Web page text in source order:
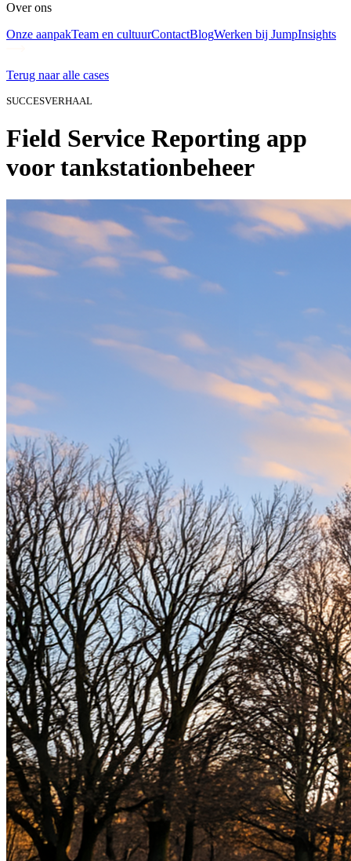
Over ons
Onze aanpakTeam en cultuurContactBlogWerken bij JumpInsights
Terug naar alle cases
SUCCESVERHAAL
Field Service Reporting app
voor tankstationbeheer